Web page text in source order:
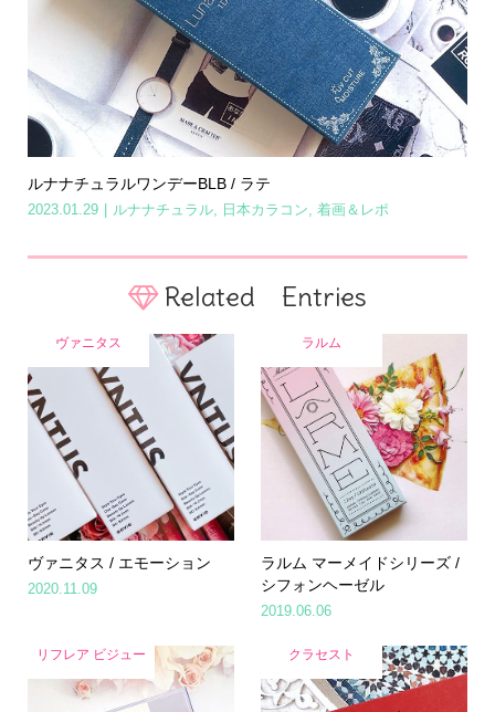
ルナナチュラルワンデーBLB / ラテ
2023.01.29 ルナナチュラル, 日本カラコン, 着画＆レポ
Related Entries
ヴァニタス
ヴァニタス / エモーション
2020.11.09
ラルム
ラルム マーメイドシリーズ /
シフォンヘーゼル
2019.06.06
リフレア ビジュー クラセスト